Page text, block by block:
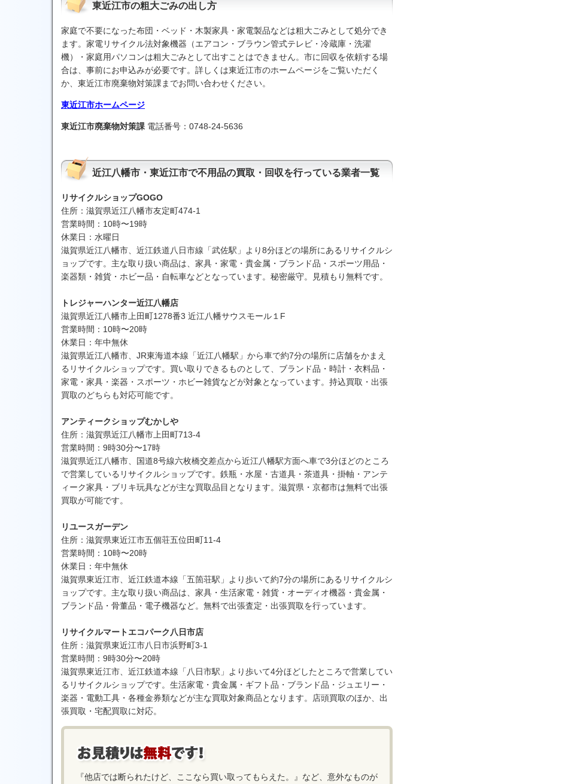
東近江市の粗大ごみの出し方
家庭で不要になった布団・ベッド・木製家具・家電製品などは粗大ごみとして処分でき
ます。家電リサイクル法対象機器（エアコン・ブラウン管式テレビ・冷蔵庫・洗濯
機）・家庭用パソコンは粗大ごみとして出すことはできません。市に回収を依頼する場
合は、事前にお申込みが必要です。詳しくは東近江市のホームページをご覧いただく
か、東近江市廃棄物対策課までお問い合わせください。
東近江市ホームページ
東近江市廃棄物対策課 電話番号：0748-24-5636
近江八幡市・東近江市で不用品の買取・回収を行っている業者一覧
リサイクルショップGOGO
住所：滋賀県近江八幡市友定町474-1
営業時間：10時〜19時
休業日：水曜日
滋賀県近江八幡市、近江鉄道八日市線「武佐駅」より8分ほどの場所にあるリサイクルシ
ョップです。主な取り扱い商品は、家具・家電・貴金属・ブランド品・スポーツ用品・
楽器類・雑貨・ホビー品・自転車などとなっています。秘密厳守。見積もり無料です。
トレジャーハンター近江八幡店
滋賀県近江八幡市上田町1278番3 近江八幡サウスモール１F
営業時間：10時〜20時
休業日：年中無休
滋賀県近江八幡市、JR東海道本線「近江八幡駅」から車で約7分の場所に店舗をかまえ
るリサイクルショップです。買い取りできるものとして、ブランド品・時計・衣料品・
家電・家具・楽器・スポーツ・ホビー雑貨などが対象となっています。持込買取・出張
買取のどちらも対応可能です。
アンティークショップむかしや
住所：滋賀県近江八幡市上田町713-4
営業時間：9時30分〜17時
滋賀県近江八幡市、国道8号線六枚橋交差点から近江八幡駅方面へ車で3分ほどのところ
で営業しているリサイクルショップです。鉄瓶・水屋・古道具・茶道具・掛軸・アンテ
ィーク家具・ブリキ玩具などが主な買取品目となります。滋賀県・京都市は無料で出張
買取が可能です。
リユースガーデン
住所：滋賀県東近江市五個荘五位田町11-4
営業時間：10時〜20時
休業日：年中無休
滋賀県東近江市、近江鉄道本線「五箇荘駅」より歩いて約7分の場所にあるリサイクルシ
ョップです。主な取り扱い商品は、家具・生活家電・雑貨・オーディオ機器・貴金属・
ブランド品・骨董品・電子機器など。無料で出張査定・出張買取を行っています。
リサイクルマートエコパーク八日市店
住所：滋賀県東近江市八日市浜野町3-1
営業時間：9時30分〜20時
滋賀県東近江市、近江鉄道本線「八日市駅」より歩いて4分ほどしたところで営業してい
るリサイクルショップです。生活家電・貴金属・ギフト品・ブランド品・ジュエリー・
楽器・電動工具・各種金券類などが主な買取対象商品となります。店頭買取のほか、出
張買取・宅配買取に対応。
『他店では断られたけど、ここなら買い取ってもらえた。』など、意外なものが